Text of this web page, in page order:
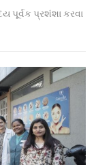
પૂર્વક પ્રશંશા કરવા